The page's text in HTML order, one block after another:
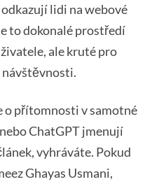
odkazují lidi na webové
to dokonalé prostředí
ale kruté pro
návštěvnosti.
o přítomnosti v samotné
ChatGPT jmenují
vyhráváte. Pokud
Ghayas Usmani,